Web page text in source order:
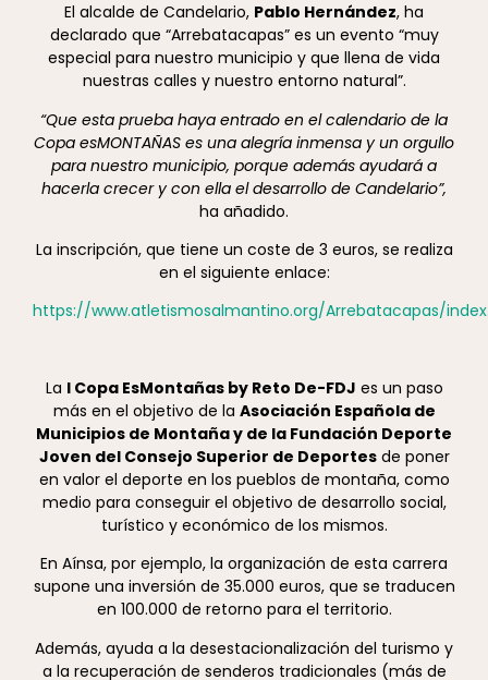
El alcalde de Candelario, Pablo Hernández, ha
declarado que “Arrebatacapas” es un evento “muy
especial para nuestro municipio y que llena de vida
nuestras calles y nuestro entorno natural”.
“Que esta prueba haya entrado en el calendario de la
Copa esMONTAÑAS es una alegría inmensa y un orgullo
para nuestro municipio, porque además ayudará a
hacerla crecer y con ella el desarrollo de Candelario”,
ha añadido.
La inscripción, que tiene un coste de 3 euros, se realiza
en el siguiente enlace:
https://www.atletismosalmantino.org/Arrebatacapas/
La I Copa EsMontañas by Reto De-FDJ es un paso
más en el objetivo de la Asociación Española de
Municipios de Montaña y de la Fundación Deporte
Joven del Consejo Superior de Deportesde poner
en valor el deporte en los pueblos de montaña, como
medio para conseguir el objetivo de desarrollo social,
turístico y económico de los mismos.
En Aínsa, por ejemplo, la organización de esta carrera
supone una inversión de 35.000 euros, que se traducen
en 100.000 de retorno para el territorio.
Además, ayuda a la desestacionalización del turismo y
a la recuperación de senderos tradicionales (más de